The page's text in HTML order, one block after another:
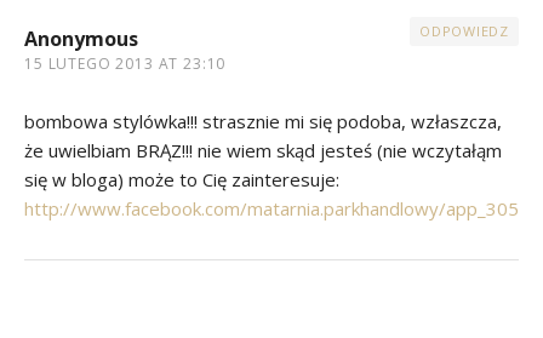
Anonymous
15 LUTEGO 2013 AT 23:10
ODPOWIEDZ
bombowa stylówka!!! strasznie mi się podoba, wzłaszcza,
że uwielbiam BRĄZ!!! nie wiem skąd jesteś (nie wczytałąm
się w bloga) może to Cię zainteresuje:
http://www.facebook.com/matarnia.parkhandlowy/